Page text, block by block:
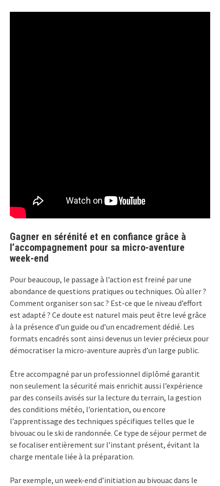
Gagner en sérénité et en confiance grâce à
l’accompagnement pour sa micro-aventure
week-end
Pour beaucoup, le passage à l’action est freiné par une
abondance de questions pratiques ou techniques. Où aller ?
Comment organiser son sac ? Est-ce que le niveau d’effort
est adapté ? Ce doute est naturel mais peut être levé grâce
à la présence d’un guide ou d’un encadrement dédié. Les
formats encadrés sont ainsi devenus un levier précieux pour
démocratiser la micro-aventure auprès d’un large public.
Être accompagné par un professionnel diplômé garantit
non seulement la sécurité mais enrichit aussi l’expérience
par des conseils avisés sur la lecture du terrain, la gestion
des conditions météo, l’orientation, ou encore
l’apprentissage des techniques spécifiques telles que le
bivouac ou le ski de randonnée. Ce type de séjour permet de
se focaliser entièrement sur l’instant présent, évitant la
charge mentale liée à la préparation.
Par exemple, un week-end d’initiation au bivouac dans le